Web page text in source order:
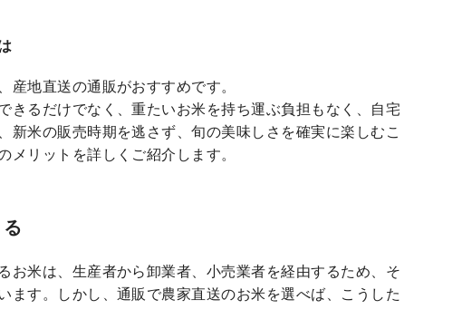
産地直送の通販がおすすめです。
きるだけでなく、重たいお米を持ち運ぶ負担もなく、自宅
新米の販売時期を逃さず、旬の美味しさを確実に楽しむこ
メリットを詳しくご紹介します。
お米は、生産者から卸業者、小売業者を経由するため、そ
ます。しかし、通販で農家直送のお米を選べば、こうした